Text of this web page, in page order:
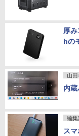
厚
hの
山
内
編集
ス